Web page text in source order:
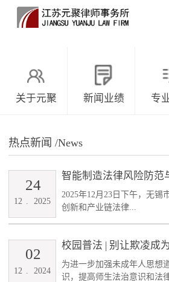
关于元聚 新闻业绩 专
热点新闻 /News
智能制造法律风险防范
2025年12月23日下午，无锡
创新和产业链法律...
12 . 2025
24
校园普法 | 别让欺凌成
为进一步加强未成年人思想
识，提高师生法治意识和法律
12 2024
02